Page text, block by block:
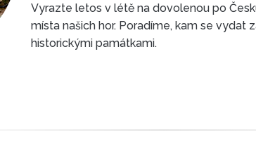
Vyrazte letos v létě na dovolenou po
místa našich hor. Poradíme, kam se vydat
historickými památkami.